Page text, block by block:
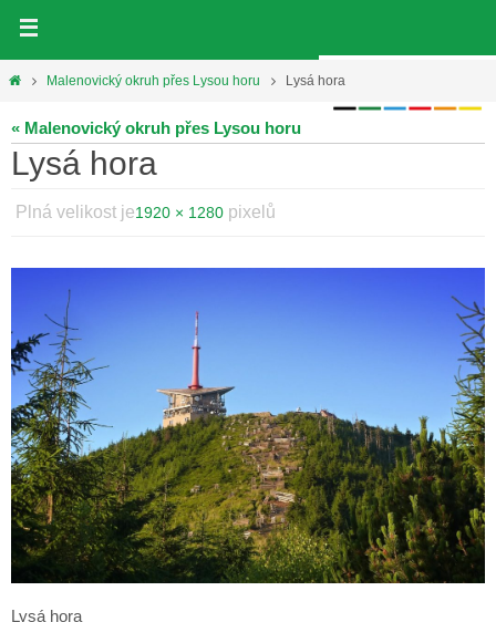
obsahHomeMalenovický okruh přes Lysou horu Lysá hora
« Malenovický okruh přes Lysou horu
Lysá hora
Plná velikost je1920 × 1280 pixelů
Lysá hora